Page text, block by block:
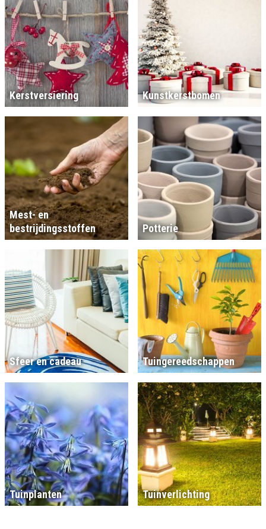
Kerstversiering Kunstkerstbomen
Mest- en
bestrijdingsstoffen
Potterie
Sfeer en cadeau Tuingereedschappen
Tuinplanten Tuinverlichting